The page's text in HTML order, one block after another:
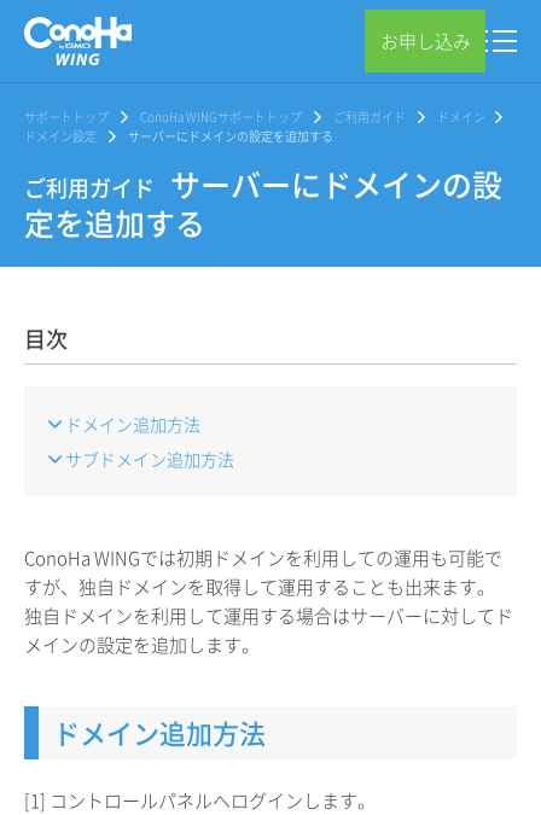
お申し込み
サポートトップ ConoHa WINGサポートトップ ご利用ガイド
ドメイン
ドメイン設定
サーバーにドメインの設定を追加する
ご利用ガイド サーバーにドメインの設
定を追加する
目次
ドメイン追加方法
サブドメイン追加方法
ConoHa WINGでは初期ドメインを利用しての運用も可能で
すが、独自ドメインを取得して運用することも出来ます。
独自ドメインを利用して運用する場合はサーバーに対してド
メインの設定を追加します。
ドメイン追加方法
[1] コントロールパネルへログインします。